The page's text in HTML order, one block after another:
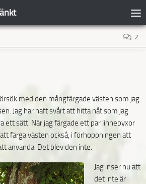
2
med den mångfärgade västen som jag
Jag har haft svårt att hitta nåt som jag
ett sätt. När jag färgade ett par linnebyxor
färga västen också, i förhoppningen att
använda. Det blev den inte.
Jag inser nu att
det inte är